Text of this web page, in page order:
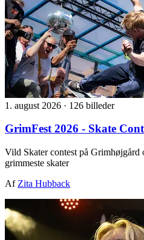
1. august 2026 · 126 billeder
GrimFest 2026 - Skate
Vild Skater contest på Grimhøjgård
grimmeste skater
Af Zita Hubback